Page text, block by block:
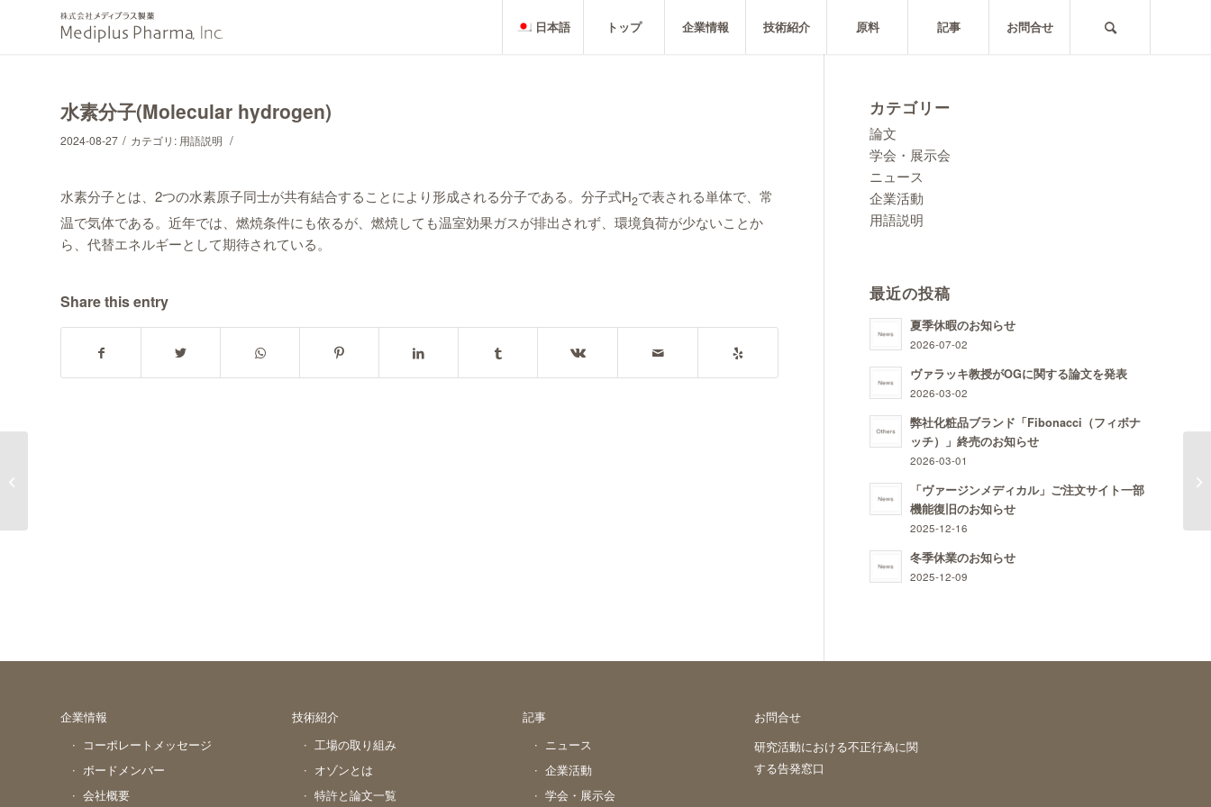
日本語 トップ 企業情報 技術紹介 原料 記事 お問合せ
水素分子(Molecular hydrogen)
2024-08-27 / カテゴリ: 用語説明 /
水素分子とは、2つの水素原子同士が共有結合することにより形成される分子である。分子式H2で表される単体で、常
温で気体である。近年では、燃焼条件にも依るが、燃焼しても温室効果ガスが排出されず、環境負荷が少ないことか
ら、代替エネルギーとして期待されている。
Share this entry
カテゴリー
論文
学会・展示会
ニュース
企業活動
用語説明
最近の投稿
夏季休暇のお知らせ
2026-07-02
ヴァラッキ教授がOGに関する論文を発表
2026-03-02
弊社化粧品ブランド「Fibonacci（フィボナ
ッチ）」終売のお知らせ
2026-03-01
「ヴァージンメディカル」ご注文サイト一部
機能復旧のお知らせ
2025-12-16
冬季休業のお知らせ
2025-12-09
企業情報
コーポレートメッセージ
ボードメンバー
会社概要
技術紹介
工場の取り組み
オゾンとは
特許と論文一覧
記事
ニュース
企業活動
学会・展示会
お問合せ
研究活動における不正行為に関
する告発窓口